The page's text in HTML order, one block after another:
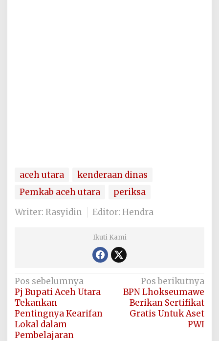
aceh utara
kenderaan dinas
Pemkab aceh utara
periksa
Writer: Rasyidin
Editor: Hendra
Ikuti Kami
Navigasi
pos
Pos sebelumnya
Pj Bupati Aceh Utara
Tekankan
Pentingnya Kearifan
Lokal dalam
Pembelajaran
Pos berikutnya
BPN Lhokseumawe
Berikan Sertifikat
Gratis Untuk Aset
PWI